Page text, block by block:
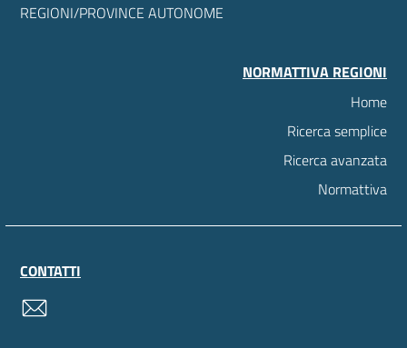
REGIONI/PROVINCE AUTONOME
NORMATTIVA REGIONI
Home
Ricerca semplice
Ricerca avanzata
Normattiva
CONTATTI